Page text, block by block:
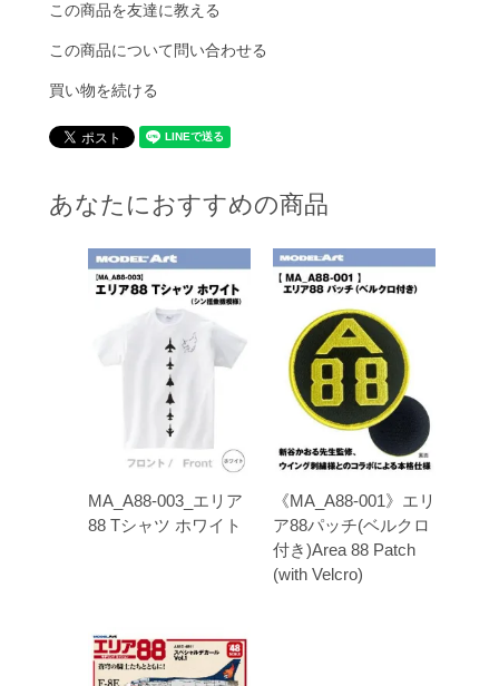
この商品を友達に教える
この商品について問い合わせる
買い物を続ける
あなたにおすすめの商品
MA_A88-003_エリア
88 Tシャツ ホワイト
《MA_A88-001》エリ
ア88パッチ(ベルクロ
付き)Area 88 Patch
(with Velcro)